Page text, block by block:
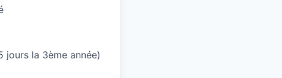
jours la 3ème année)